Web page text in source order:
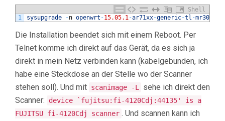
Shell
1
sysupgrade -n openwrt -15.05.1-ar71xx-generic-tl -mr3020
Die Installation beendet sich mit einem Reboot. Per
Telnet komme ich direkt auf das Gerät, da es sich ja
direkt in mein Netz verbinden kann (kabelgebunden, ich
habe eine Steckdose an der Stelle wo der Scanner
stehen soll). Und mit scanimage -L
sehe ich direkt den
Scanner:
device `fujitsu:fi-4120Cdj:44135' is a
FUJITSU fi-4120Cdj scanner . Und scannen kann ich